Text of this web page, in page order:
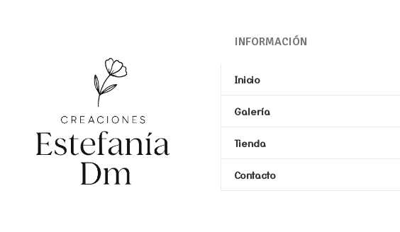
INFORMACIÓN
Inicio
Galería
Tienda
Contacto